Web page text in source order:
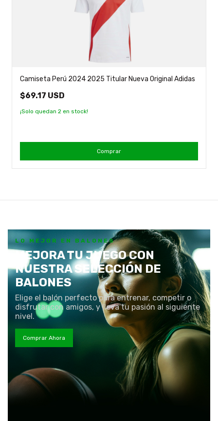
Camiseta Perú 2024 2025 Titular Nueva Original Adidas
$69.17 USD
¡Solo quedan 2 en stock!
Comprar
LO MEJOR EN BALONES
MEJORA TU JUEGO CON
NUESTRA SELECCIÓN DE
BALONES
Elige el balón perfecto para entrenar, competir o
disfrutar con amigos, y lleva tu pasión al siguiente
nivel.
Comprar Ahora